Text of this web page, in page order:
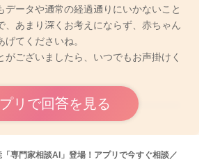
データや通常の経過通りにいかないこと
、あまり深くお考えにならず、赤ちゃん
てくださいね。
がございましたら、いつでもお声掛けく
リで回答を見る
2025/11/28 5:44
専門家相談AI」登場！アプリで今すぐ相談／